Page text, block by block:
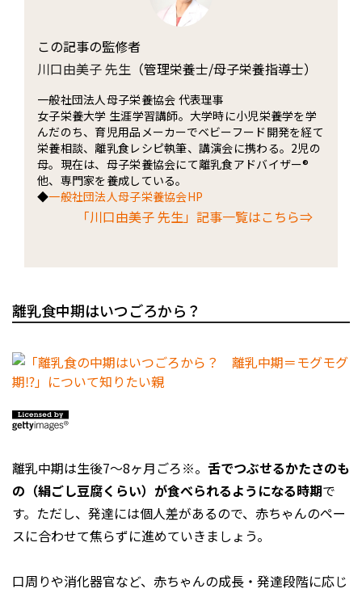
この記事の監修者
川口由美子 先生 （管理栄養士/母子栄養指導士）
一般社団法人母子栄養協会 代表理事
女子栄養大学 生涯学習講師。大学時に小児栄養学を学
んだのち、育児用品メーカーでベビーフード開発を経て
栄養相談、離乳食レシピ執筆、講演会に携わる。2児の
母。現在は、母子栄養協会にて離乳食アドバイザー®
他、専門家を養成している。
◆一般社団法人母子栄養協会HP
「川口由美子 先生」記事一覧はこちら⇒
離乳食中期はいつごろから？
離乳中期は生後7～8ヶ月ごろ※。 舌でつぶせるかたさのも
の（絹ごし豆腐くらい）が食べられるようになる時期で
す。ただし、発達には個人差があるので、赤ちゃんのペー
スに合わせて焦らずに進めていきましょう。
口周りや消化器官など、赤ちゃんの成長・発達段階に応じ